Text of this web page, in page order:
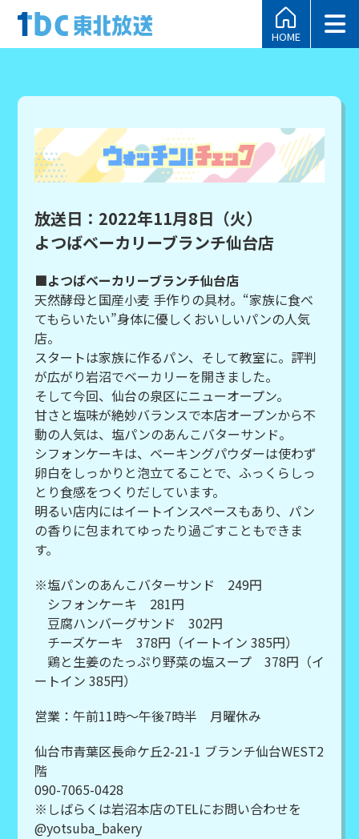
HOME
放送日：2022年11月8日（火）
よつばベーカリーブランチ仙台店
■よつばベーカリーブランチ仙台店
天然酵母と国産小麦 手作りの具材。“家族に食べ
てもらいたい”身体に優しくおいしいパンの人気
店。
スタートは家族に作るパン、そして教室に。評判
が広がり岩沼でベーカリーを開きました。
そして今回、仙台の泉区にニューオープン。
甘さと塩味が絶妙バランスで本店オープンから不
動の人気は、塩パンのあんこバターサンド。
シフォンケーキは、ベーキングパウダーは使わず
卵白をしっかりと泡立てることで、ふっくらしっ
とり食感をつくりだしています。
明るい店内にはイートインスペースもあり、パン
の香りに包まれてゆったり過ごすこともできま
す。
※塩パンのあんこバターサンド 249円
シフォンケーキ 281円
豆腐ハンバーグサンド 302円
チーズケーキ 378円（イートイン 385円）
鶏と生姜のたっぷり野菜の塩スープ 378円（イ
ートイン 385円）
営業：午前11時～午後7時半 月曜休み
仙台市青葉区長命ケ丘2-21-1 ブランチ仙台WEST2
階
090-7065-0428
※しばらくは岩沼本店のTELにお問い合わせを
@yotsuba_bakery